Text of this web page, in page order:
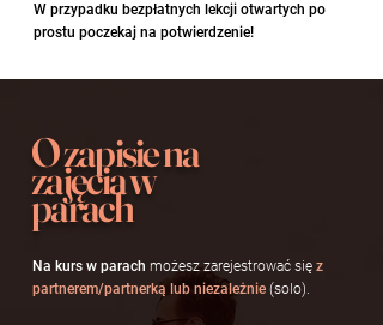
W przypadku bezpłatnych lekcji otwartych po
prostu poczekaj na potwierdzenie!
O zapisie na
zajęcia w
parach
Na kurs w parach możesz zarejestrować się z
partnerem/partnerką lub niezależnie (solo).